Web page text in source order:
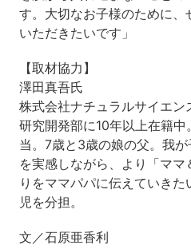
す。大切なお子様のために、
いただきたいです」
【取材協力】
澤田真吾氏
株式会社ナチュラルサイエン
研究開発部に10年以上在籍
当。7歳と3歳の娘の父。我
を実感しながら、より「マ
りをママパパに伝えていき
児を分担。
文／石原亜香利